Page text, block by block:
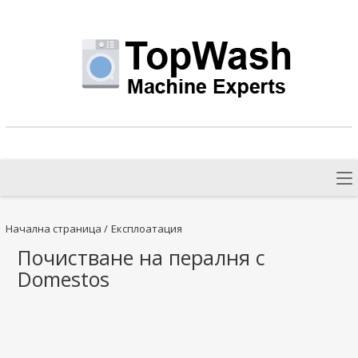
Начална страница / Експлоатация
Почистване на пералня с
Domestos